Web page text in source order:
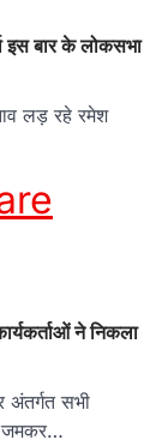
इस बार के लोकसभा
लड़ रहे रमेश
ने निकला
अंतर्गत सभी
जमकर…